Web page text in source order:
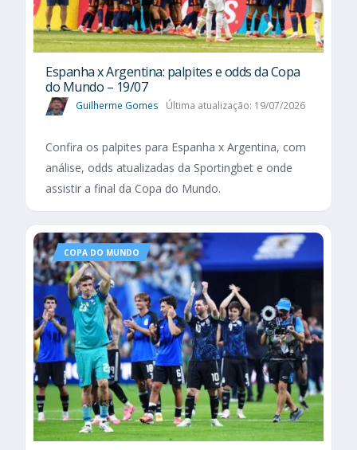
Espanha x Argentina: palpites e odds da Copa
do Mundo – 19/07
Guilherme Gomes Última atualização: 19/07/2026
Confira os palpites para Espanha x Argentina, com
análise, odds atualizadas da Sportingbet e onde
assistir a final da Copa do Mundo.
COPA DO MUNDO